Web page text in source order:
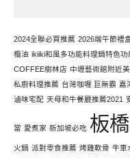
2024全聯必買推薦 2026端午節禮
欖油 ikiiki和風多功能料理鍋特色功
COFFEE樹林店 中壢藝術館附近
私廚料理推薦 台灣咖喱 巨無霸 嘉
滷味宅配 天母和牛餐廳推薦2021
當 愛煮家 新加坡必吃 板
火鍋 派對零食推薦 烤雞軟骨 牛車